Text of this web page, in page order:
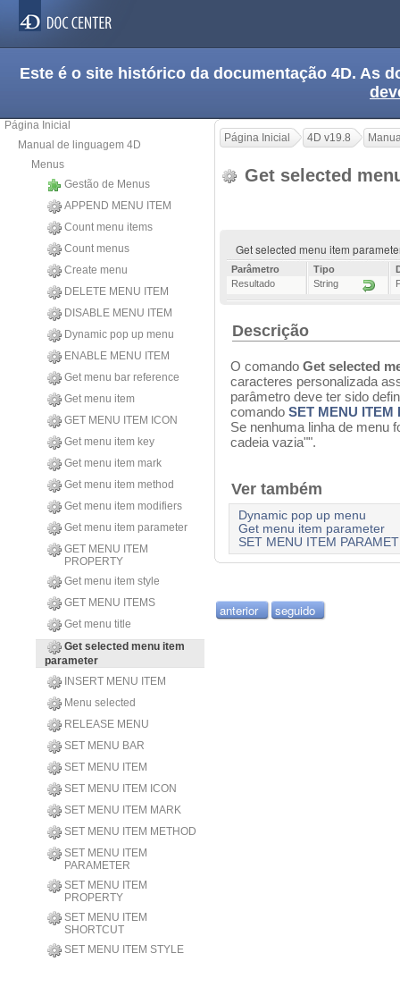
Este é o site histórico da documentação 4D. As
Página Inicial
Manual de linguagem 4D
Menus
Gestão de Menus
APPEND MENU ITEM
Count menu items
Count menus
Create menu
DELETE MENU ITEM
DISABLE MENU ITEM
Dynamic pop up menu
ENABLE MENU ITEM
Get menu bar reference
Get menu item
GET MENU ITEM ICON
Get menu item key
Get menu item mark
Get menu item method
Get menu item modifiers
Get menu item parameter
GET MENU ITEM
PROPERTY
Get menu item style
GET MENU ITEMS
Get menu title
Get selected menu item
parameter
INSERT MENU ITEM
Menu selected
RELEASE MENU
SET MENU BAR
SET MENU ITEM
SET MENU ITEM ICON
SET MENU ITEM MARK
SET MENU ITEM METHOD
SET MENU ITEM
PARAMETER
SET MENU ITEM
PROPERTY
SET MENU ITEM
SHORTCUT
SET MENU ITEM STYLE
Página Inicial 4D v19.8
Get selected
Get selected menu item
Parâmetro Tipo
Resultado
String
Descrição
O comando Get selected
caracteres personalizada
parâmetro deve ter sido
comando SET MENU ITEM
Se nenhuma linha de menu
cadeia vazia"".
Ver também
Dynamic pop up menu
Get menu item parameter
SET MENU ITEM
anterior seguido